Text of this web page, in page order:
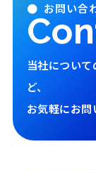
● お問い合
当社につい
ど、
お気軽にお問